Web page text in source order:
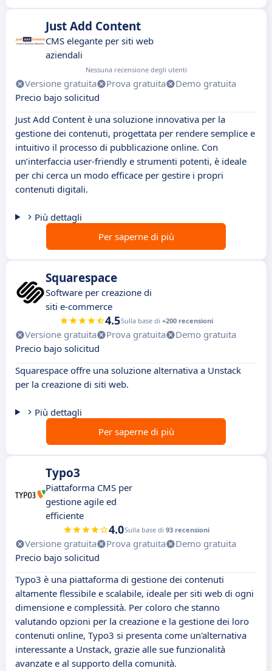
Just Add Content
CMS elegante per siti web
aziendali
Nessuna recensione degli utenti
Versione gratuita Prova gratuita
Demo gratuita
Precio bajo solicitud
Just Add Content è una soluzione innovativa per la
gestione dei contenuti, progettata per rendere semplice e
intuitivo il processo di pubblicazione online. Con
un’interfaccia user-friendly e strumenti potenti, è ideale
per chi cerca un modo efficace per gestire i propri
contenuti digitali.
Più dettagli
Per saperne di più
Squarespace
Software per creazione di
siti e-commerce
4.5Sulla base di +200 recensioni
Versione gratuita Prova gratuita
Demo gratuita
Precio bajo solicitud
Squarespace offre una soluzione alternativa a Unstack
per la creazione di siti web.
Più dettagli
Per saperne di più
Typo3
Piattaforma CMS per
gestione agile ed
efficiente
4.0Sulla base di 93 recensioni
Versione gratuita Prova gratuita
Demo gratuita
Precio bajo solicitud
Typo3 è una piattaforma di gestione dei contenuti
altamente flessibile e scalabile, ideale per siti web di ogni
dimensione e complessità. Per coloro che stanno
valutando opzioni per la creazione e la gestione dei loro
contenuti online, Typo3 si presenta come un'alternativa
interessante a Unstack, grazie alle sue funzionalità
avanzate e al supporto della comunità.